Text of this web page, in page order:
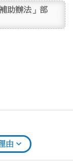
助辦法」部
由 expand_more